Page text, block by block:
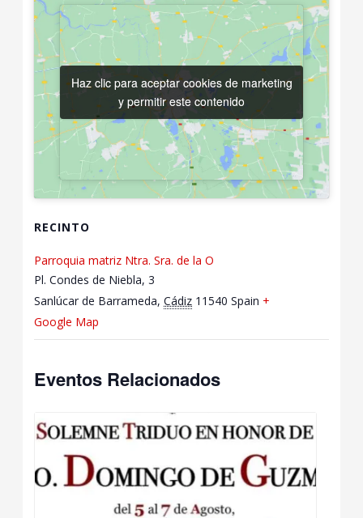
RECINTO
Parroquia matriz Ntra. Sra. de la O
Pl. Condes de Niebla, 3
Sanlúcar de Barrameda, Cádiz 11540 Spain +
Google Map
Haz clic para aceptar cookies de marketing
y permitir este contenido
Haz clic para aceptar cookies de marketing
y permitir este contenido
Eventos Relacionados